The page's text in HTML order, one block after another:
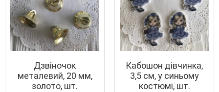
Дзвіночок
металевий, 20 мм,
золото, шт.
Кабошон дівчинка,
3,5 см, у синьому
костюмі, шт.